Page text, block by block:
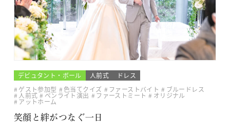
デビュタント・ボール 人前式
ドレス
ゲスト参加型
色当てクイズ ファーストバイト ブルードレス
人前式 ペンライト演出 ファーストミート オリジナル
アットホーム
笑顔と絆がつなぐ一日